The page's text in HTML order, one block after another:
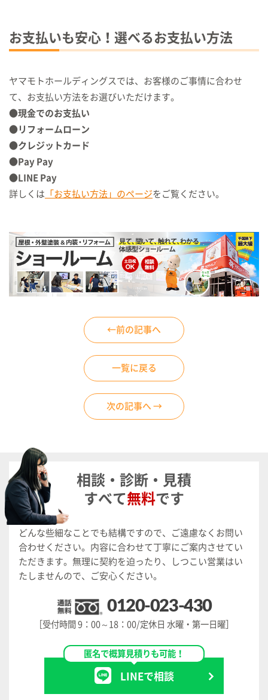
お支払いも安心！選べるお支払い方法
ヤマモトホールディングスでは、お客様のご事情に合わせ
て、お支払い方法をお選びいただけます。
●現金でのお支払い
●リフォームローン
●クレジットカード
●Pay Pay
●LINE Pay
詳しくは 「お支払い方法」のページをご覧ください。
←前の記事へ
一覧に戻る
次の記事へ →
相談・診断・見積
すべて無料です
どんな些細なことでも結構ですので、ご遠慮なくお問い
合わせください。 内容に合わせて丁寧にご案内させてい
ただきます。 無理に契約を迫ったり、しつこい営業はい
たしませんので、ご安心ください。
0120-023-430
［受付時間 9：00～18：00/定休日 水曜・第一日曜］
匿名で概算見積りも可能！
LINEで相談